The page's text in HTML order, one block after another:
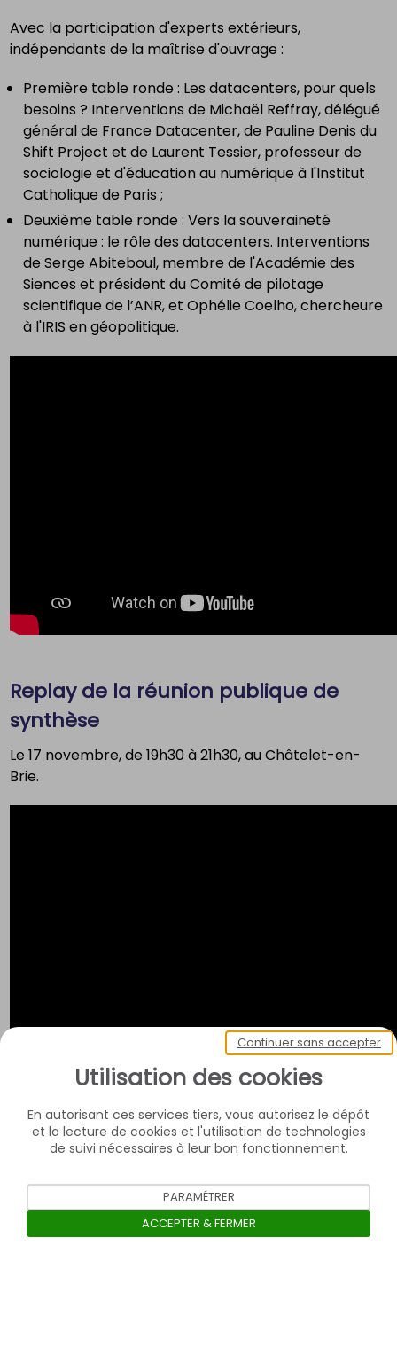
Avec la participation d'experts extérieurs,
indépendants de la maîtrise d'ouvrage :
Première table ronde : Les datacenters, pour quels
besoins ? Interventions de Michaël Reffray, délégué
général de France Datacenter, de Pauline Denis du
Shift Project et de Laurent Tessier, professeur de
sociologie et d'éducation au numérique à l'Institut
Catholique de Paris ;
Deuxième table ronde : Vers la souveraineté
numérique : le rôle des datacenters. Interventions
de Serge Abiteboul, membre de l'Académie des
Siences et président du Comité de pilotage
scientifique de l’ANR, et Ophélie Coelho, chercheure
à l'IRIS en géopolitique.
Replay de la réunion publique de
synthèse
Le 17 novembre, de 19h30 à 21h30, au Châtelet-en-
Brie.
Utilisation des cookies
En autorisant ces services tiers, vous autorisez le dépôt
et la lecture de cookies et l'utilisation de technologies
de suivi nécessaires à leur bon fonctionnement.
Continuer sans accepter
PARAMÉTRER
ACCEPTER & FERMER